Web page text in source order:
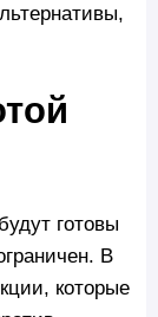
готовы
В
которые